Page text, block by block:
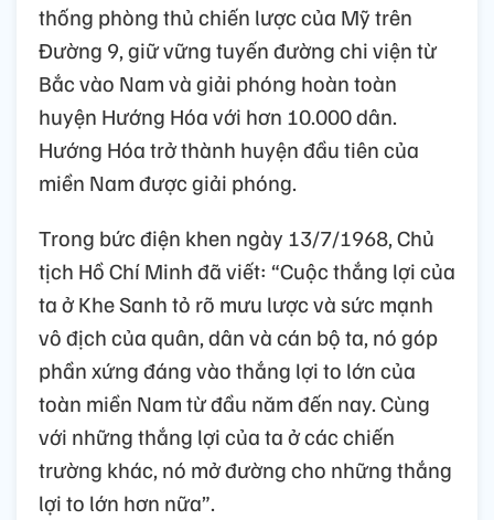
thống phòng thủ chiến lược của Mỹ trên
Đường 9, giữ vững tuyến đường chi viện từ
Bắc vào Nam và giải phóng hoàn toàn
huyện Hướng Hóa với hơn 10.000 dân.
Hướng Hóa trở thành huyện đầu tiên của
miền Nam được giải phóng.
Trong bức điện khen ngày 13/7/1968, Chủ
tịch Hồ Chí Minh đã viết: “Cuộc thắng lợi của
ta ở Khe Sanh tỏ rõ mưu lược và sức mạnh
vô địch của quân, dân và cán bộ ta, nó góp
phần xứng đáng vào thắng lợi to lớn của
toàn miền Nam từ đầu năm đến nay. Cùng
với những thắng lợi của ta ở các chiến
trường khác, nó mở đường cho những thắng
lợi to lớn hơn nữa”.